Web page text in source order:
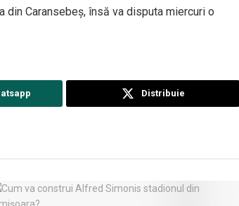
Caransebeș, însă va disputa miercuri o
Distribuie